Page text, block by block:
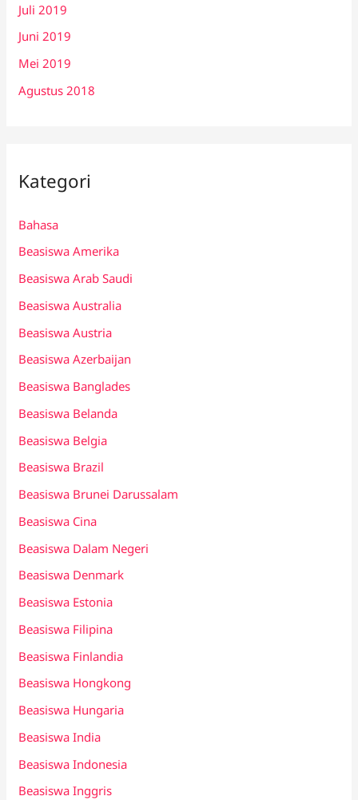
Juli 2019
Juni 2019
Mei 2019
Agustus 2018
Kategori
Bahasa
Beasiswa Amerika
Beasiswa Arab Saudi
Beasiswa Australia
Beasiswa Austria
Beasiswa Azerbaijan
Beasiswa Banglades
Beasiswa Belanda
Beasiswa Belgia
Beasiswa Brazil
Beasiswa Brunei Darussalam
Beasiswa Cina
Beasiswa Dalam Negeri
Beasiswa Denmark
Beasiswa Estonia
Beasiswa Filipina
Beasiswa Finlandia
Beasiswa Hongkong
Beasiswa Hungaria
Beasiswa India
Beasiswa Indonesia
Beasiswa Inggris